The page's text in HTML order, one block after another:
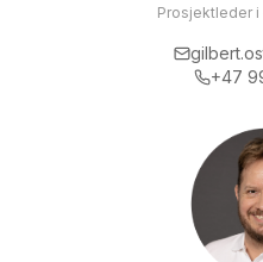
Prosjektleder
+47